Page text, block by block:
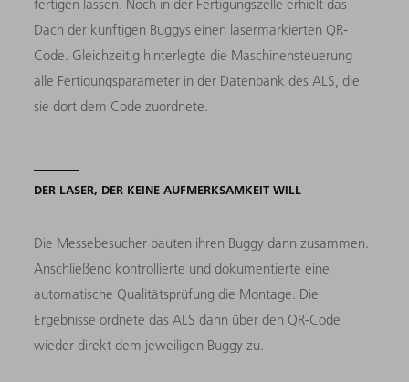
fertigen lassen. Noch in der Fertigungszelle erhielt das
Dach der künftigen Buggys einen lasermarkierten QR-
Code. Gleichzeitig hinterlegte die Maschinensteuerung
alle Fertigungsparameter in der Datenbank des ALS, die
sie dort dem Code zuordnete.
DER LASER, DER KEINE AUFMERKSAMKEIT WILL
Die Messebesucher bauten ihren Buggy dann zusammen.
Anschließend kontrollierte und dokumentierte eine
automatische Qualitätsprüfung die Montage. Die
Ergebnisse ordnete das ALS dann über den QR-Code
wieder direkt dem jeweiligen Buggy zu.